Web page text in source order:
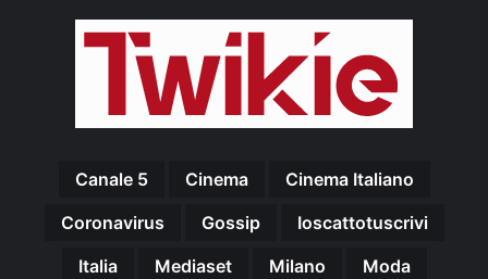
Canale 5 Cinema
Cinema Italiano
Coronavirus
Gossip
Ioscattotuscrivi
Italia
Mediaset Milano
Moda